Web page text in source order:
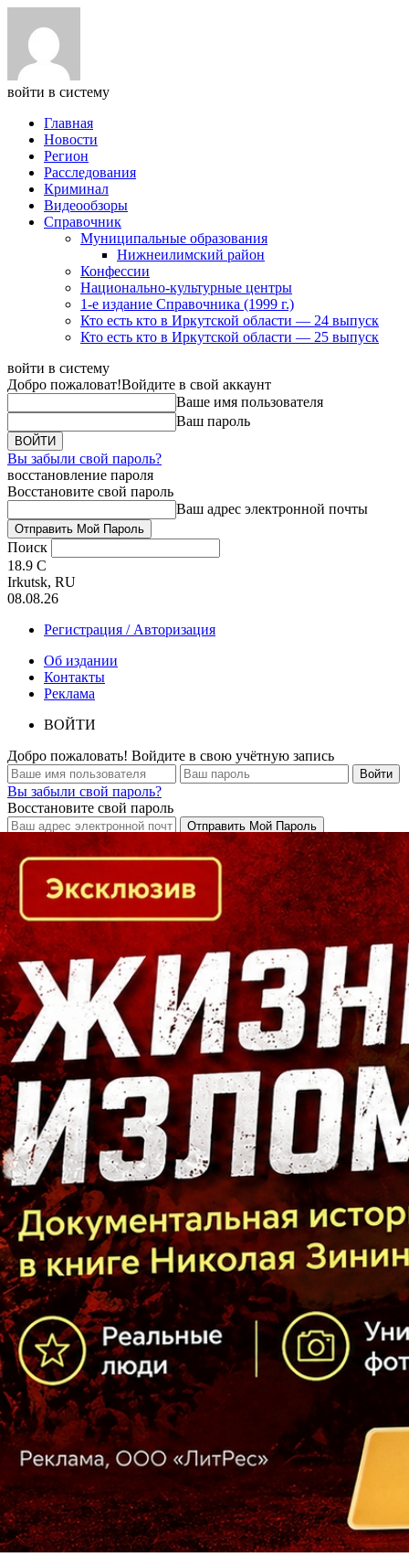
войти в систему
Главная
Новости
Регион
Расследования
Криминал
Видеообзоры
Справочник
Муниципальные образования
Нижнеилимский район
Конфессии
Национально-культурные центры
1-е издание Справочника (1999 г.)
Кто есть кто в Иркутской области — 24 выпуск
Кто есть кто в Иркутской области — 25 выпуск
войти в систему
Добро пожаловат!Войдите в свой аккаунт
Ваше имя пользователя
Ваш пароль
Вы забыли свой пароль?
восстановление пароля
Восстановите свой пароль
Ваш адрес электронной почты
Поиск
18.9 C
Irkutsk, RU
08.08.26
Регистрация / Авторизация
Об издании
Контакты
Реклама
ВОЙТИ
Добро пожаловать! Войдите в свою учётную запись
Вы забыли свой пароль?
Восстановите свой пароль
Кто есть кто в Байкальском регионе